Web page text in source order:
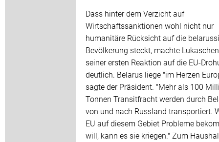
Dass hinter dem Verzicht auf
Wirtschaftssanktionen wohl nicht nur
humanitäre Rücksicht auf die
Bevölkerung steckt, machte
seiner ersten Reaktion auf die EU-
deutlich. Belarus liege "im Herzen
sagte der Präsident. "Mehr als 100
Tonnen Transitfracht werden durch
von und nach Russland transportiert.
EU auf diesem Gebiet Probleme
will, kann es sie kriegen." Zum